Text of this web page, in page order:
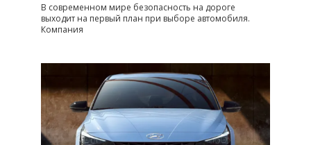
В современном мире безопасность на дороге
выходит на первый план при выборе автомобиля.
Компания